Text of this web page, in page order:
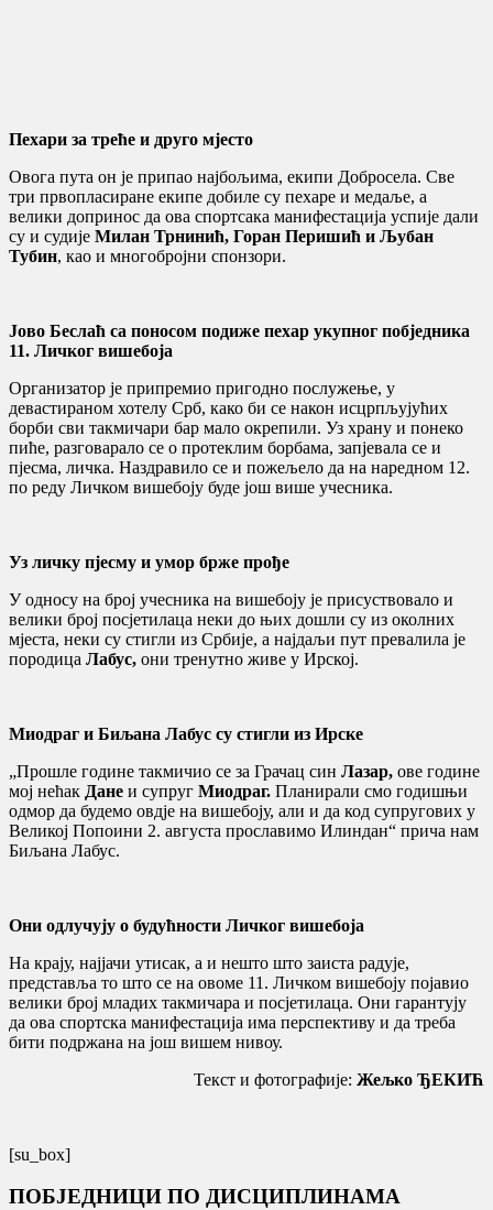
Пехари за треће и друго мјесто
Овога пута он је припао најбољима, екипи Добросела. Све
три првопласиране екипе добиле су пехаре и медаље, а
велики допринос да ова спортсака манифестација успије дали
су и судије Милан Трнинић, Горан Перишић и Љубан
Тубин, као и многобројни спонзори.
Јово Беслаћ са поносом подиже пехар укупног побједника
11. Личког вишебоја
Организатор је припремио пригодно послужење, у
девастираном хотелу Срб, како би се након исцрпљујућих
борби сви такмичари бар мало окрепили. Уз храну и понеко
пиће, разговарало се о протеклим борбама, запјевала се и
пјесма, личка. Наздравило се и пожељело да на наредном 12.
по реду Личком вишебоју буде још више учесника.
Уз личку пјесму и умор брже прође
У односу на број учесника на вишебоју је присуствовало и
велики број посјетилаца неки до њих дошли су из околних
мјеста, неки су стигли из Србије, а најдаљи пут превалила је
породица Лабус, они тренутно живе у Ирској.
Миодраг и Биљана Лабус су стигли из Ирске
„Прошле године такмичио се за Грачац син Лазар, ове године
мој нећак Дане и супруг Миодраг. Планирали смо годишњи
одмор да будемо овдје на вишебоју, али и да код супругових у
Великој Попоини 2. августа прославимо Илиндан“ прича нам
Биљана Лабус.
Они одлучују о будућности Личког вишебоја
На крају, најјачи утисак, а и нешто што заиста радује,
представља то што се на овоме 11. Личком вишебоју појавио
велики број младих такмичара и посјетилаца. Они гарантују
да ова спортска манифестација има перспективу и да треба
бити подржана на још вишем нивоу.
Текст и фотографије: Жељко ЂЕКИЋ
[su_box]
ПОБЈЕДНИЦИ ПО ДИСЦИПЛИНАМА